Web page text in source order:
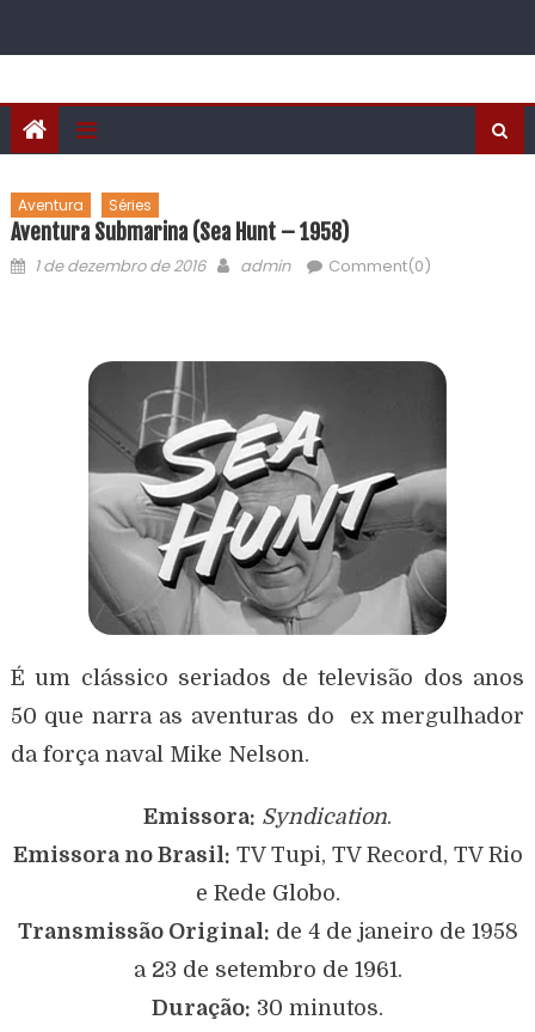
Aventura Séries
Aventura Submarina (Sea Hunt – 1958)
1 de dezembro de 2016 admin Comment(0)
É um clássico seriados de televisão dos anos
50 que narra as aventuras do ex mergulhador
da força naval Mike Nelson.
Emissora: Syndication.
Emissora no Brasil: TV Tupi, TV Record, TV Rio
e Rede Globo.
Transmissão Original: de 4 de janeiro de 1958
a 23 de setembro de 1961.
Duração: 30 minutos.